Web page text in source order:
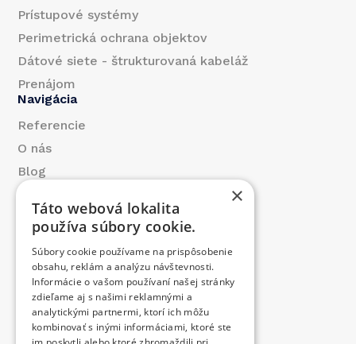
Prístupové systémy
Perimetrická ochrana objektov
Dátové siete - štrukturovaná kabeláž
Prenájom
Navigácia
Referencie
O nás
Blog
Produkty
Prispeli sme
Ponuka práce
Kontakt
+421 376 557 411
×
Táto webová lokalita
používa súbory cookie.
Súbory cookie používame na prispôsobenie
obsahu, reklám a analýzu návštevnosti.
Informácie o vašom používaní našej stránky
zdieľame aj s našimi reklamnými a
analytickými partnermi, ktorí ich môžu
kombinovať s inými informáciami, ktoré ste